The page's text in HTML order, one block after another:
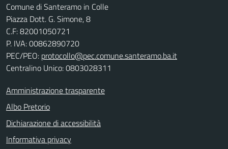
Comune di Santeramo in Colle
Piazza Dott. G. Simone, 8
C.F:82001050721
P. IVA:00862890720
PEC/PEO: protocollo@pec.comune.santeramo.ba.it
Centralino Unico: 0803028311
Amministrazione trasparente
Albo Pretorio
Dichiarazione di accessibilità
Informativa privacy